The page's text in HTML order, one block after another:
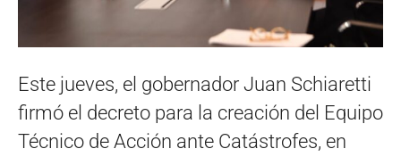
Este jueves, el gobernador Juan Schiaretti
firmó el decreto para la creación del Equipo
Técnico de Acción ante Catástrofes, en